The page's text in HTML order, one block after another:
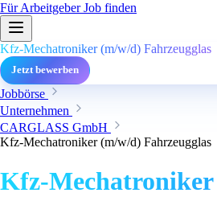
Für ArbeitgeberJob finden
Kfz-Mechatroniker (m/w/d) Fahrzeugglas
Jetzt bewerben
Jobbörse
Unternehmen
CARGLASS GmbH
Kfz-Mechatroniker (m/w/d) Fahrzeugglas
Kfz-Mechatroniker